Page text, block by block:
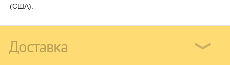
(США).
Доставка